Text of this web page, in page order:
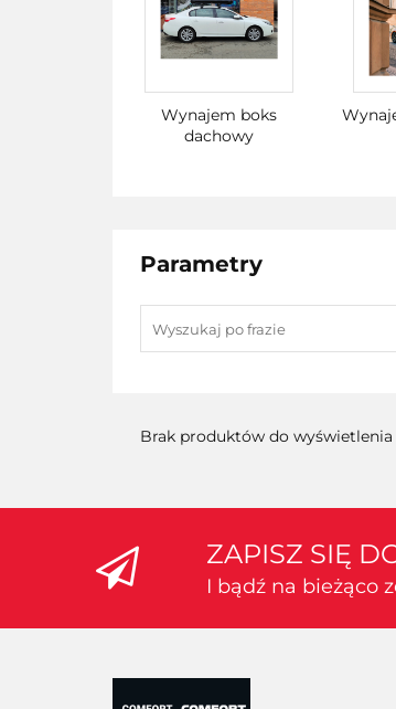
Wynajem boks
dachowy
Parametry
Brak produktów do wyświetlenia
ZAPISZ SIĘ
I bądź na bieżąco